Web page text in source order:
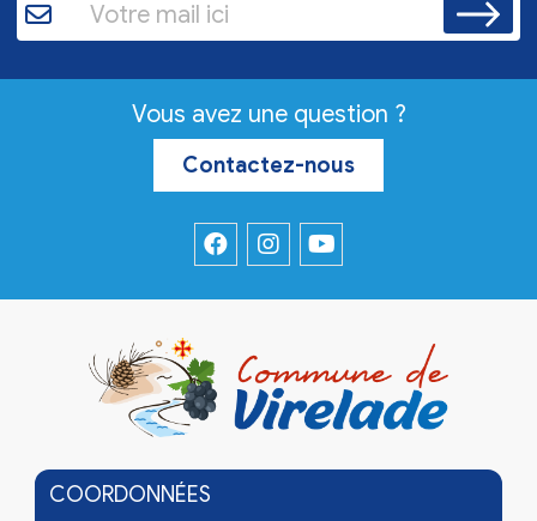
Vous avez une question ?
Contactez-nous
COORDONNÉES